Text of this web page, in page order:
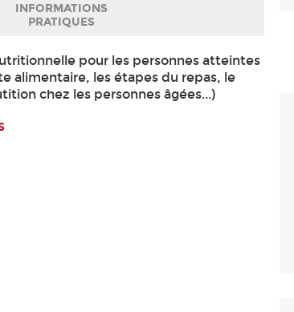
INFORMATIONS
PRATIQUES
pour les personnes atteintes
alimentaire, les étapes du repas, le
chez les personnes âgées...)